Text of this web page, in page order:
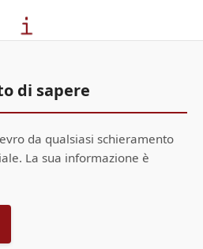
di sapere
da qualsiasi schieramento
La sua informazione è